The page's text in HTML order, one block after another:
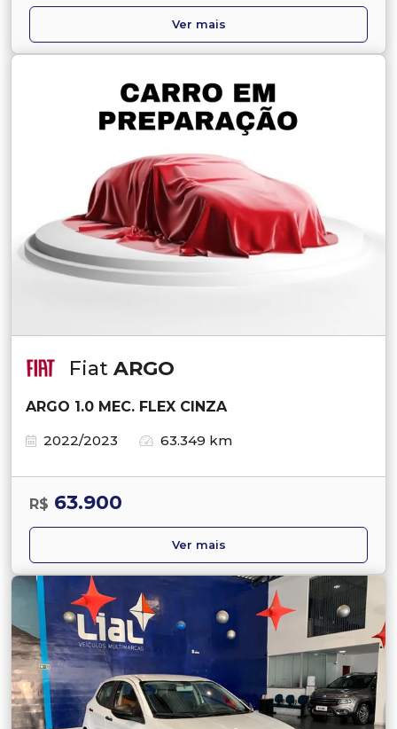
Ver mais
Fiat ARGO
ARGO 1.0 MEC. FLEX CINZA
2022/2023
63.349 km
R$ 63.900
Ver mais